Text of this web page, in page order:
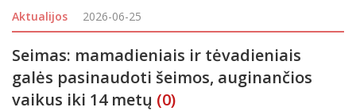
neįsirengusių pastatų šildymo sprendimą kaip ir anksčiau galės
priims savivaldybės. Seimas pr
Aktualijos 2026-06-25
Seimas: mamadieniais ir tėvadieniais
galės pasinaudoti šeimos, auginančios
vaikus iki 14 metų (0)